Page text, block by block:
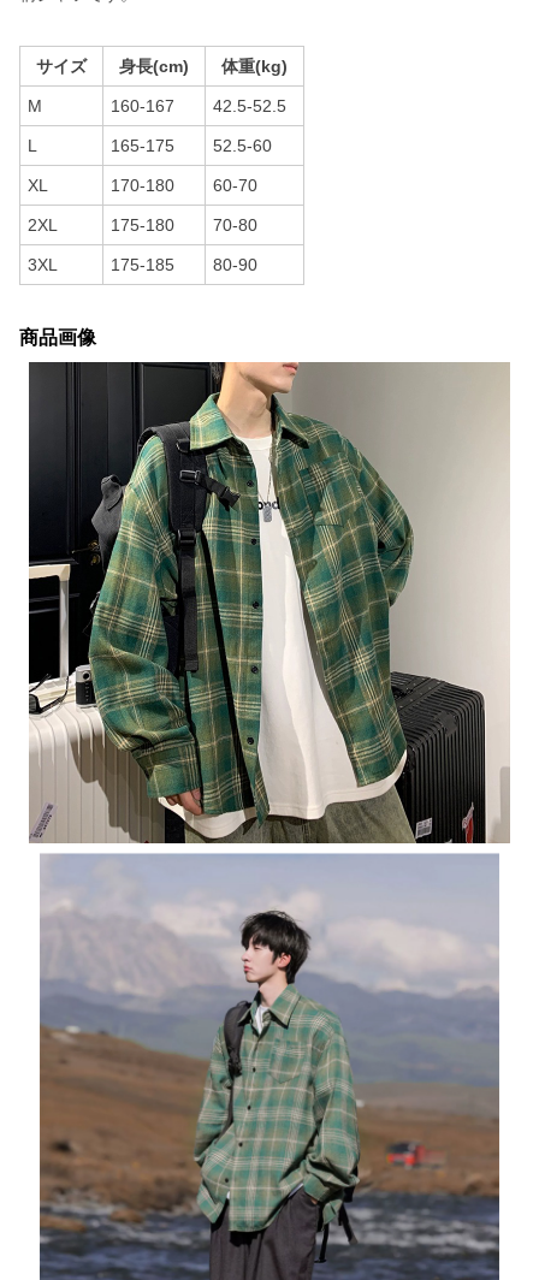
サイズ 身長(cm) 体重(kg)
M 160-167 42.5-52.5
L 165-175 52.5-60
XL 170-180 60-70
2XL 175-180 70-80
3XL 175-185 80-90
商品画像